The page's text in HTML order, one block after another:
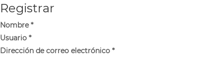
Registrar
Nombre*
Usuario *
Dirección de correo electrónico *